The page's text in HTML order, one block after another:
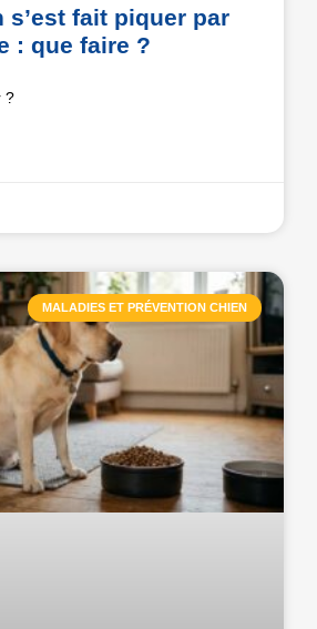
s’est fait piquer par
: que faire ?
?
MALADIES ET PRÉVENTION CHIEN